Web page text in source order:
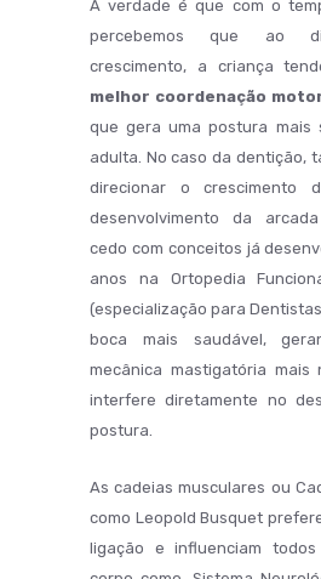
A verdade é que com o
percebemos que ao
crescimento, a criança
melhor coordenação
que gera uma postura mais
adulta. No caso da dentição,
direcionar o crescimento
desenvolvimento da
cedo com conceitos já
anos na Ortopedia
(especialização para
boca mais saudável,
mecânica mastigatória
interfere diretamente no
postura.
As cadeias musculares ou
como Leopold Busquet
ligação e influenciam